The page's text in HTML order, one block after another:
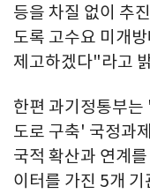
등을 차질 없이 추
도록 고수요 미개
제고하겠다"라고
한편 과기정통부
도로 구축' 국정과
국적 확산과 연계
이터를 가진 5개